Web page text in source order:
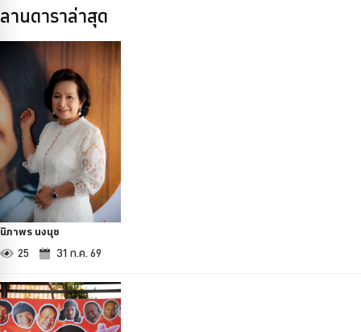
ลานดาราล่าสุด
นิภาพร นงนุช
25 31 ก.ค. 69